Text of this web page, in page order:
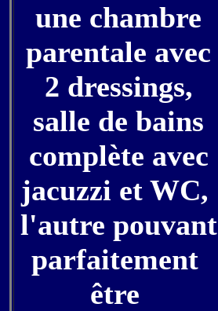
une chambre
parentale avec
2 dressings,
salle de bains
complète avec
jacuzzi et WC,
l'autre pouvant
parfaitement
être